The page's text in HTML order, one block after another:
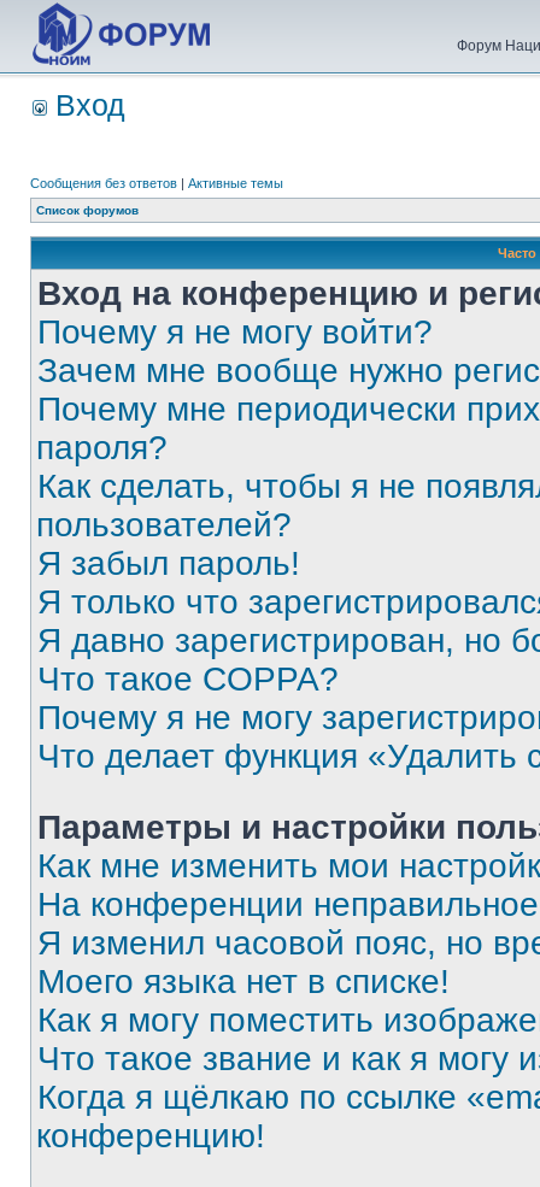
Форум
Вход
Сообщения без ответов | Активные темы
Список форумов
Вход на конференцию и
Почему я не могу войти?
Зачем мне вообще нужно
Почему мне периодически
пароля?
Как сделать, чтобы я не
пользователей?
Я забыл пароль!
Я только что
Я давно зарегистрирован, но
Что такое COPPA?
Почему я не могу
Что делает функция «Удалить
Параметры и настройки
Как мне изменить мои
На конференции
Я изменил часовой пояс, но
Моего языка нет в списке!
Как я могу поместить
Что такое звание и как я могу
Когда я щёлкаю по ссылке
конференцию!